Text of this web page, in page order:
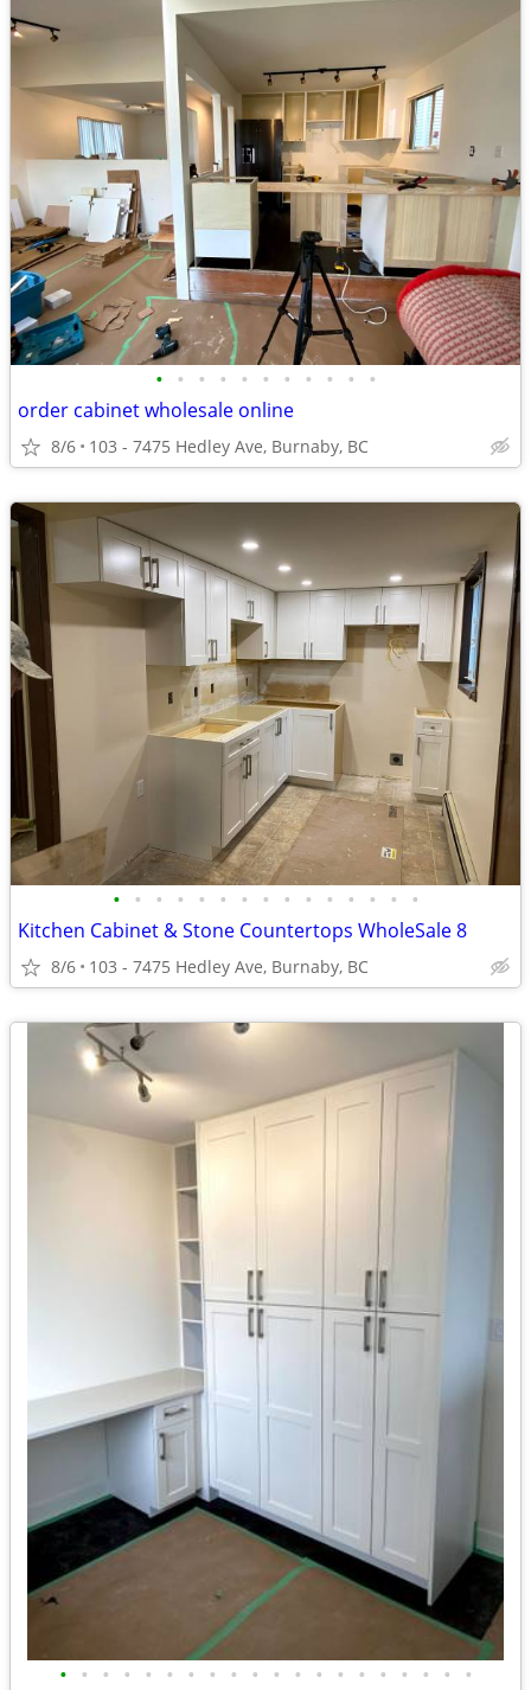
• • • • • • • • • • •
order cabinet wholesale online
8/6 103 - 7475 Hedley Ave, Burnaby, BC
• • • • • • • • • • • • • • •
Kitchen Cabinet & Stone Countertops WholeSale 8
8/6 103 - 7475 Hedley Ave, Burnaby, BC
• • • • • • • • • • • • • • • • • • • •